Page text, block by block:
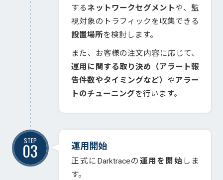
するネットワークセグメントや、監
視対象のトラフィックを収集できる
設置場所を検討します。
また、お客様の注文内容に応じて、
運用に関する取り決め（アラート報
告件数やタイミングなど） やアラー
トのチューニングを行います。
STEP
03 運用開始
正式にDarktraceの 運用を開始 しま
す。